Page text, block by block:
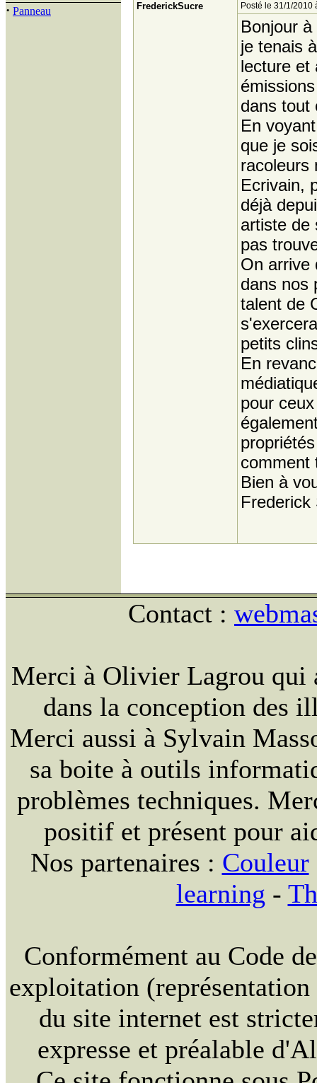
· Panneau FrederickSucre Posté le 31/1/2010
Bonjour
je tenais
lecture et
dans tout
En
que je
racoleurs
Ecrivain,
déjà
artiste de
pas
On arrive
dans nos
talent de
petits
En
pour
comment
Bien à
Frederick
Contact :
Merci à Olivier Lagrou qui
dans la conception des
Merci aussi à Sylvain
sa boite à outils
problèmes techniques.
positif et présent pour
Nos partenaires : Couleur
learning -
Conformément au Code
exploitation
du site internet est
expresse et préalable